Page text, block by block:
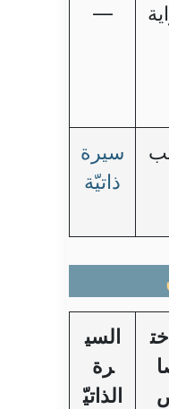
—
سيرة
ذاتيّة
السي
رة
الذاتيّ